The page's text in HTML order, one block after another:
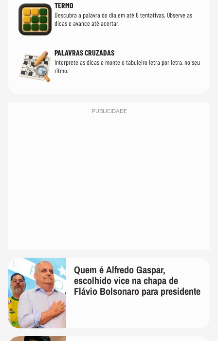
TERMO
Descubra a palavra do dia em até 6 tentativas. Observe as
dicas e avance até acertar.
PALAVRAS CRUZADAS
Interprete as dicas e monte o tabuleiro letra por letra, no seu
ritmo.
PUBLICIDADE
Quem é Alfredo Gaspar,
escolhido vice na chapa de
Flávio Bolsonaro para presidente